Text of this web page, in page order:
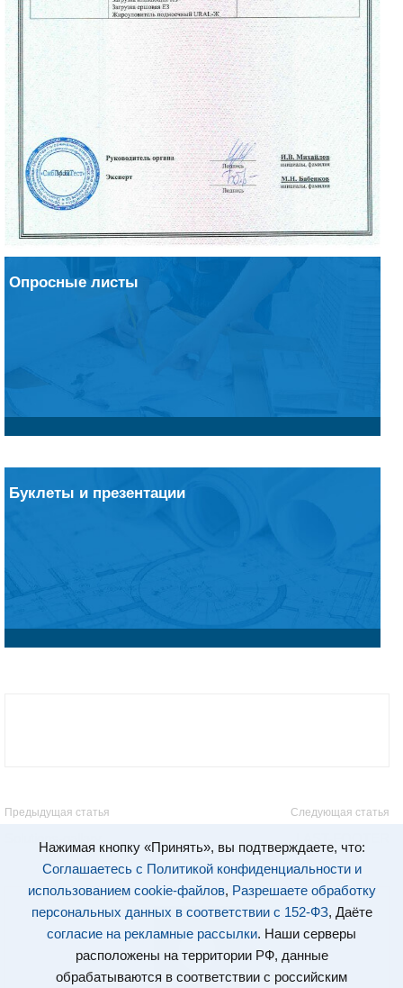
Нажимая кнопку «Принять», вы подтверждаете, что:
Соглашаетесь с Политикой конфиденциальности и
использованием cookie-файлов, Разрешаете обработку
персональных данных в соответствии с 152-ФЗ, Даёте
согласие на рекламные рассылки. Наши серверы
расположены на территории РФ, данные
обрабатываются в соответствии с российским
Опросные листы
Буклеты и презентации
Предыдущая статья Следующая статья